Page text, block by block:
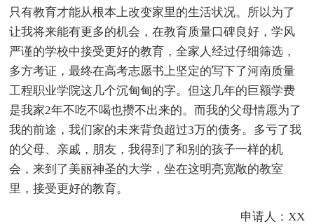
只有教育才能从根本上改变家里的生活状况。所以为了
让我将来能有更多的机会，在教育质量口碑良好，学风
严谨的学校中接受更好的教育，全家人经过仔细筛选，
多方考证，最终在高考志愿书上坚定的写下了河南质量
工程职业学院这几个沉甸甸的字。但这几年的巨额学费
是我家2年不吃不喝也攒不出来的。而我的父母情愿为了
我的前途，我们家的未来背负超过3万的债务。多亏了我
的父母、亲戚，朋友，我得到了和别的孩子一样的机
会，来到了美丽神圣的大学，坐在这明亮宽敞的教室
里，接受更好的教育。
申请人：XX